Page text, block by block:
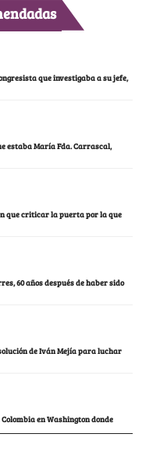
que investigaba a su jefe,
estaba María Fda. Carrascal,
que criticar la puerta por la que
60 años después de haber sido
de Iván Mejía para luchar
en Washington donde